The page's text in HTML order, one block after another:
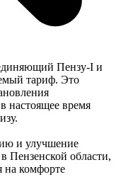
Пензу-I и
тариф. Это
настоящее время
и улучшение
Пензенской области,
на комфорте